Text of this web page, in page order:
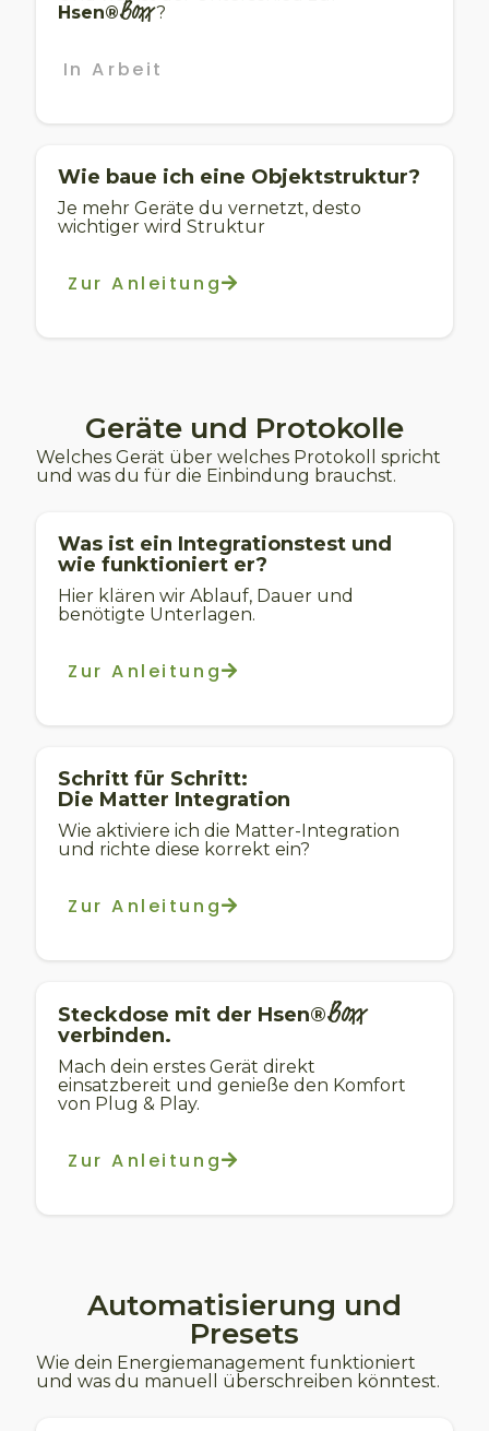
Hsen®Boxx?
In Arbeit
Wie baue ich eine Objektstruktur?
Je mehr Geräte du vernetzt, desto
wichtiger wird Struktur
Zur Anleitung
Geräte und Protokolle
Welches Gerät über welches Protokoll spricht
und was du für die Einbindung brauchst.
Was ist ein Integrationstest und
wie funktioniert er?
Hier klären wir Ablauf, Dauer und
benötigte Unterlagen.
Zur Anleitung
Schritt für Schritt:
Die Matter Integration
Wie aktiviere ich die Matter-Integration
und richte diese korrekt ein?
Zur Anleitung
Steckdose mit der Hsen®Boxx
verbinden.
Mach dein erstes Gerät direkt
einsatzbereit und genieße den Komfort
von Plug & Play.
Zur Anleitung
Automatisierung und
Presets
Wie dein Energiemanagement funktioniert
und was du manuell überschreiben könntest.